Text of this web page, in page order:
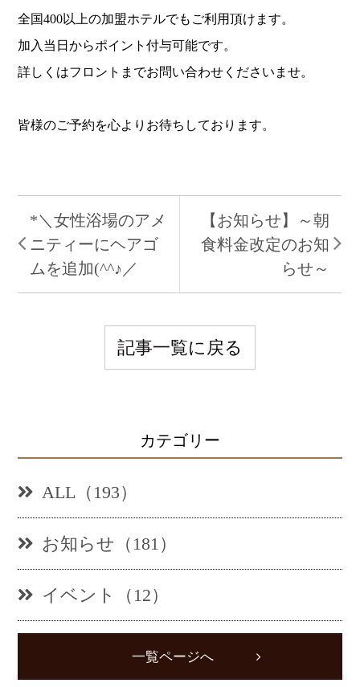
全国400以上の加盟ホテルでもご利用頂けます。
加入当日からポイント付与可能です。
詳しくはフロントまでお問い合わせくださいませ。
皆様のご予約を心よりお待ちしております。
*＼女性浴場のアメ
ニティーにヘアゴ
ムを追加(^^♪／
【お知らせ】～朝
食料金改定のお知
らせ～
記事一覧に戻る
カテゴリー
ALL（193）
お知らせ（181）
イベント（12）
一覧ページへ